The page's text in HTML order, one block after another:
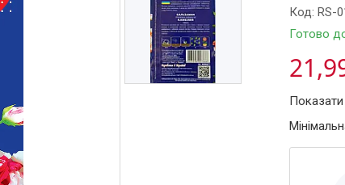
Готово
Код:RS-
Показати